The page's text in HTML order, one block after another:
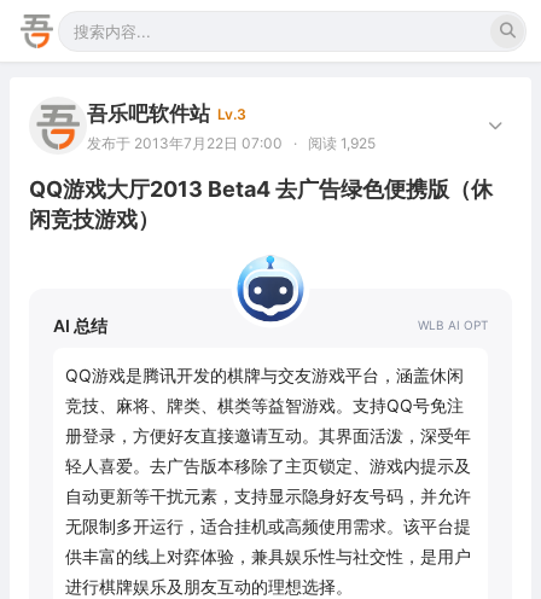
吾乐吧软件站 Lv.3
发布于 2013年7月22日 07:00
· 阅读 1,925
QQ游戏大厅2013 Beta4 去广告绿色便携版（休
闲竞技游戏）
AI 总结
QQ游戏是腾讯开发的棋牌与交友游戏平台，涵盖休闲
竞技、麻将、牌类、棋类等益智游戏。支持QQ号免注
册登录，方便好友直接邀请互动。其界面活泼，深受年
轻人喜爱。去广告版本移除了主页锁定、游戏内提示及
自动更新等干扰元素，支持显示隐身好友号码，并允许
无限制多开运行，适合挂机或高频使用需求。该平台提
供丰富的线上对弈体验，兼具娱乐性与社交性，是用户
进行棋牌娱乐及朋友互动的理想选择。